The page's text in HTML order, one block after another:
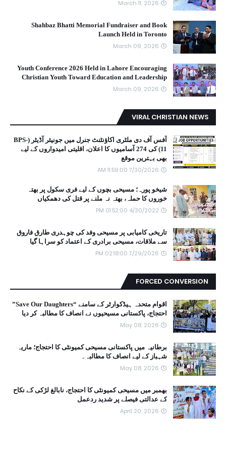
March 11, 2026
Shahbaz Bhatti Memorial Fundraiser and Book
Launch Held in Toronto
March 09, 2026
Youth Conference 2026 Held in Lahore Encouraging
Christian Youth Toward Education and Leadership
March 09, 2026
VIRAL CHRISTIAN NEWS
آفس آف دی ملٹری اکاؤنٹنٹ جنرل میں جونیئر آڈیٹر (BPS-
11) کی 274 آسامیوں کا اعلان، اقلیتی امیدواروں کے لیے
بھی بہترین موقع
7/30/2026 11:59:00 AM
شیخو پورہ؛ مسیحی بچوں کے لیے فری سکول پر بھتہ
خوروں کا حملہ، بھتہ نہ ملنے پر قتل کی دھمکیاں
4/30/2022 01:52:00 PM
تاریخی کامیابی پر مسیحی وفد کی چوہدری طارق فاروق
سے ملاقات، مسیحی برادری کے اعتماد کو سراہا گیا
7/29/2026 02:18:00 PM
FORCED CONVERSION
اقوام متحدہ ہیڈکوارٹر کے سامنے “Save Our Daughters”
احتجاج، پاکستانی مسیحیوں نے انصاف کا مطالبہ کر دیا
May 08, 2026
برطانیہ میں پاکستانی مسیحی کمیونٹی کا احتجاج؛ ماریہ
شہباز کے لیے انصاف کا مطالبہ۔
May 08, 2026
بھمبر میں مسیحی کمیونٹی کا احتجاج، نابالغ لڑکی کے نکاح
کے عدالتی فیصلے پر شدید ردعمل
April 20, 2026